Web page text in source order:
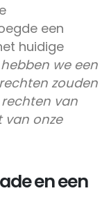
een
huidige
we een
zouden
van
van onze
en een